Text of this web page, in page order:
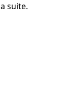
suite.